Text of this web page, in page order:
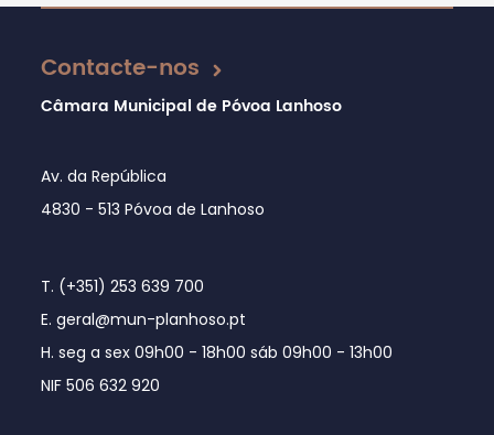
Atualizado em 16/12/2024
Contacte-nos
Câmara Municipal de Póvoa Lanhoso
Av. da República
4830 - 513 Póvoa de Lanhoso
T. (+351) 253 639 700
E. geral@mun-planhoso.pt
H. seg a sex 09h00 - 18h00 sáb 09h00 - 13h00
NIF 506 632 920